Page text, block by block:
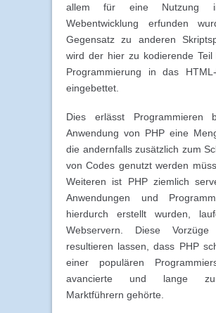
allem für eine Nutzung
Webentwicklung erfunden
Gegensatz zu anderen
wird der hier zu kodierende
Programmierung in das
eingebettet.
Dies erlässt Programmieren
Anwendung von PHP eine
die andernfalls zusätzlich zum
von Codes genutzt werden
Weiteren ist PHP ziemlich
Anwendungen und
hierdurch erstellt wurden,
Webservern. Diese Vorzüge
resultieren lassen, dass PHP
einer populären
avancierte und lange
Marktführern gehörte.